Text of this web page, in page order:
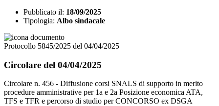
Pubblicato il: 18/09/2025
Tipologia: Albo sindacale
Protocollo 5845/2025 del 04/04/2025
Circolare del 04/04/2025
Circolare n. 456 - Diffusione corsi SNALS di supporto in merito
procedure amministrative per 1a e 2a Posizione economica ATA,
TFS e TFR e percorso di studio per CONCORSO ex DSGA